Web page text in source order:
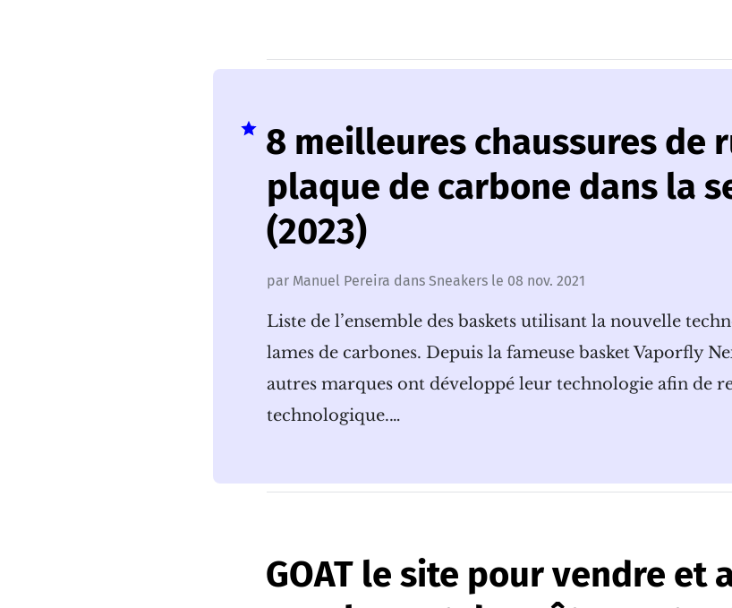
8 meilleures chaussures de
plaque de carbone dans la
(2023)
par Manuel Pereira dansSneakers le 08 nov. 2021
Liste de l’ensemble des baskets utilisant la nouvelle
lames de carbones. Depuis la fameuse basket Vaporfly
autres marques ont développé leur technologie afin de
technologique.…
GOAT le site pour vendre et